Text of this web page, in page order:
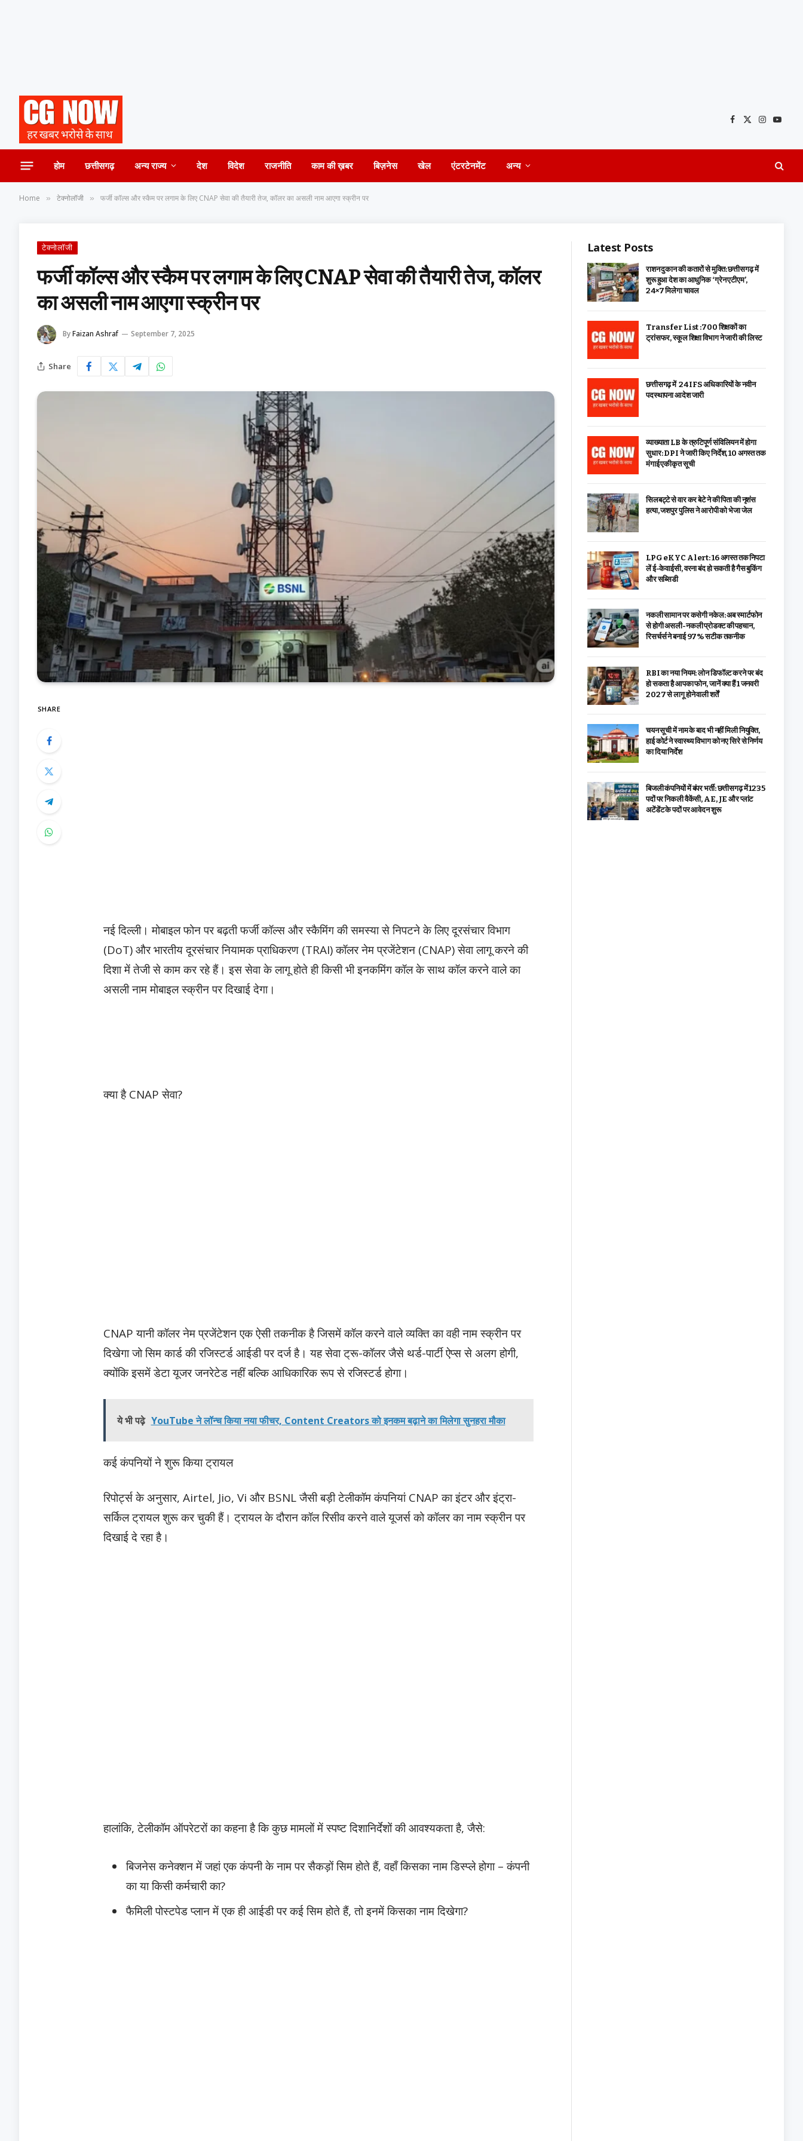
Facebook
X
Instagram
होम छत्तीसगढ़ अन्य राज्य देश विदेश राजनीति काम की ख़बर बिज़नेस खेल एंटरटेनमेंट अन्य
Home » टेक्नोलॉजी » फर्जी कॉल्स और स्कैम पर लगाम के लिए CNAP सेवा की तैयारी तेज, कॉलर का असली नाम आएगा स्क्रीन पर
टेक्नोलॉजी
फर्जी कॉल्स और स्कैम पर लगाम के लिए CNAP सेवा की तैयारी तेज, कॉलर
का असली नाम आएगा स्क्रीन पर
ByFaizan Ashraf September 7, 2025
Share
SHARE
नई दिल्ली। मोबाइल फोन पर बढ़ती फर्जी कॉल्स और स्कैमिंग की समस्या से निपटने के लिए दूरसंचार विभाग
(DoT) और भारतीय दूरसंचार नियामक प्राधिकरण (TRAI) कॉलर नेम प्रजेंटेशन (CNAP) सेवा लागू करने की
दिशा में तेजी से काम कर रहे हैं। इस सेवा के लागू होते ही किसी भी इनकमिंग कॉल के साथ कॉल करने वाले का
असली नाम मोबाइल स्क्रीन पर दिखाई देगा।
क्या है CNAP सेवा?
CNAP यानी कॉलर नेम प्रजेंटेशन एक ऐसी तकनीक है जिसमें कॉल करने वाले व्यक्ति का वही नाम स्क्रीन पर
दिखेगा जो सिम कार्ड की रजिस्टर्ड आईडी पर दर्ज है। यह सेवा ट्रू-कॉलर जैसे थर्ड-पार्टी ऐप्स से अलग होगी,
क्योंकि इसमें डेटा यूजर जनरेटेड नहीं बल्कि आधिकारिक रूप से रजिस्टर्ड होगा।
ये भी पढ़े YouTube ने लॉन्च किया नया फीचर, Content Creators को इनकम बढ़ाने का मिलेगा सुनहरा मौका
कई कंपनियों ने शुरू किया ट्रायल
रिपोर्ट्स के अनुसार, Airtel, Jio, Vi और BSNL जैसी बड़ी टेलीकॉम कंपनियां CNAP का इंटर और इंट्रा-
सर्किल ट्रायल शुरू कर चुकी हैं। ट्रायल के दौरान कॉल रिसीव करने वाले यूजर्स को कॉलर का नाम स्क्रीन पर
दिखाई दे रहा है।
हालांकि, टेलीकॉम ऑपरेटरों का कहना है कि कुछ मामलों में स्पष्ट दिशानिर्देशों की आवश्यकता है, जैसे:
बिजनेस कनेक्शन में जहां एक कंपनी के नाम पर सैकड़ों सिम होते हैं, वहाँ किसका नाम डिस्प्ले होगा – कंपनी
का या किसी कर्मचारी का?
फैमिली पोस्टपेड प्लान में एक ही आईडी पर कई सिम होते हैं, तो इनमें किसका नाम दिखेगा?
Latest Posts
राशन दुकान की कतारों से मुक्ति: छत्तीसगढ़ में
शुरू हुआ देश का आधुनिक ‘ग्रेन एटीएम’,
24×7 मिलेगा चावल
Transfer List :700 शिक्षकों का
ट्रांसफर, स्कूल शिक्षा विभाग ने जारी की लिस्ट
छत्तीसगढ़ में 24 IFS अधिकारियों के नवीन
पदस्थापना आदेश जारी
व्याख्याता LB के त्रुटिपूर्ण संविलियन में होगा
सुधार: DPI ने जारी किए निर्देश, 10 अगस्त तक
मंगाई एकीकृत सूची
सिलबट्टे से वार कर बेटे ने की पिता की नृशंस
हत्या, जशपुर पुलिस ने आरोपी को भेजा जेल
LPG eKYC Alert: 16 अगस्त तक निपटा
लें ई-केवाईसी, वरना बंद हो सकती है गैस बुकिंग
और सब्सिडी
नकली सामान पर कसेगी नकेल: अब स्मार्टफोन
से होगी असली-नकली प्रोडक्ट की पहचान,
रिसर्चर्स ने बनाई 97% सटीक तकनीक
RBI का नया नियम: लोन डिफॉल्ट करने पर बंद
हो सकता है आपका फोन, जानें क्या हैं 1 जनवरी
2027 से लागू होने वाली शर्तें
चयन सूची में नाम के बाद भी नहीं मिली नियुक्ति,
हाई कोर्ट ने स्वास्थ्य विभाग को नए सिरे से निर्णय
का दिया निर्देश
बिजली कंपनियों में बंपर भर्ती: छत्तीसगढ़ में 1235
पदों पर निकली वैकेंसी, AE, JE और प्लांट
अटेंडेंट के पदों पर आवेदन शुरू